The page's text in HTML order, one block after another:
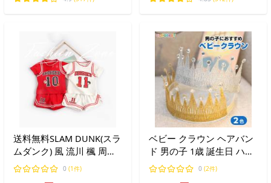
送料無料SLAM DUNK(スラ
ムダンク) 風 流川 楓 周辺
グッズ 子供半袖 夏 潮流グ
ッズ 運動セット
0 (1件)
ベビー クラウン ヘアバン
ド 男の子 1歳 誕生日 ハー
フバースデー ニューボン
フォト 王冠 赤ちゃん 女の
0 (2件)